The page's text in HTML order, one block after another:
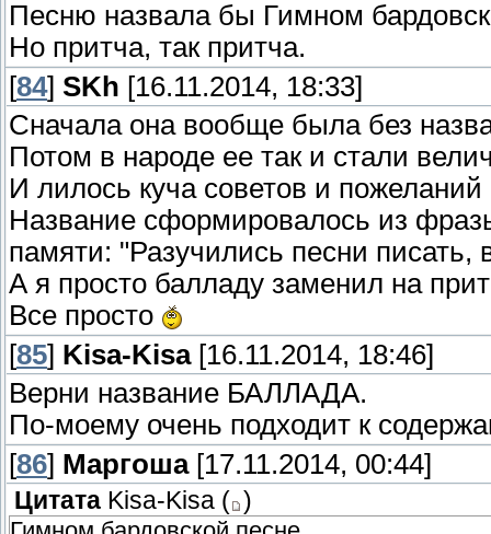
Песню назвала бы Гимном
Но притча, так притча.
[84] SKh [16.11.2014, 18:33]
Сначала она вообще была без
Потом в народе ее так и стали
И лилось куча советов и
Название сформировалось из
памяти: "Разучились песни
А я просто балладу заменил на
Все просто
[85] Kisa-Kisa[16.11.2014, 18:46]
Верни название БАЛЛАДА.
По-моему очень подходит к
[86] Маргоша[17.11.2014, 00:44]
Цитата Kisa-Kisa ( )